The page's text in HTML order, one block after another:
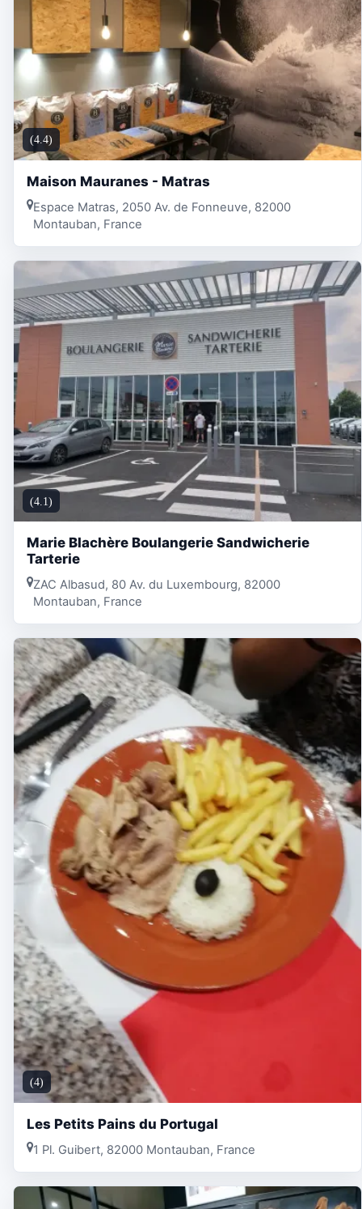
(4.4)
Maison Mauranes - Matras
Espace Matras, 2050 Av. de Fonneuve, 82000
Montauban, France
(4.1)
Marie Blachère Boulangerie Sandwicherie
Tarterie
ZAC Albasud, 80 Av. du Luxembourg, 82000
Montauban, France
(4)
Les Petits Pains du Portugal
1 Pl. Guibert, 82000 Montauban, France